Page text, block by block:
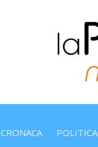
CRONACA POLITICA